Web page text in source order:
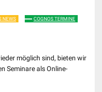
NEWS COGNOS TERMINE
möglich sind, bieten wir
Seminare als Online-